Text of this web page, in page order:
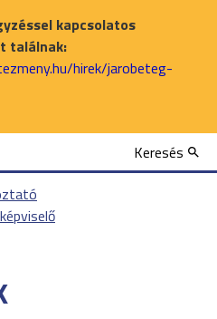
kapcsolatos
találnak:
hirek/jarobeteg-
Keresés